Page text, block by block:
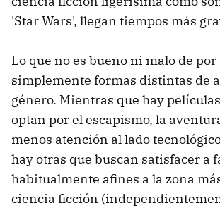
'Star Wars', llegan tiempos más
Lo que no es bueno ni malo de por
simplemente formas distintas de
género. Mientras que hay
optan por el escapismo, la
menos atención al lado
hay otras que buscan satisfacer a
habitualmente afines a la zona
ciencia ficción